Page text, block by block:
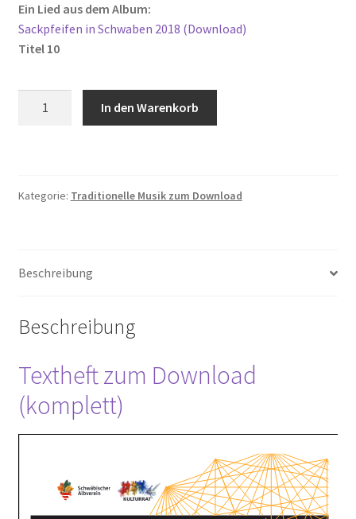
Ein Lied aus dem Album:
Sackpfeifen in Schwaben 2018 (Download)
Titel 10
In den Warenkorb
Kategorie: Traditionelle Musik zum Download
Beschreibung
Beschreibung
Textheft zum Download
(komplett)